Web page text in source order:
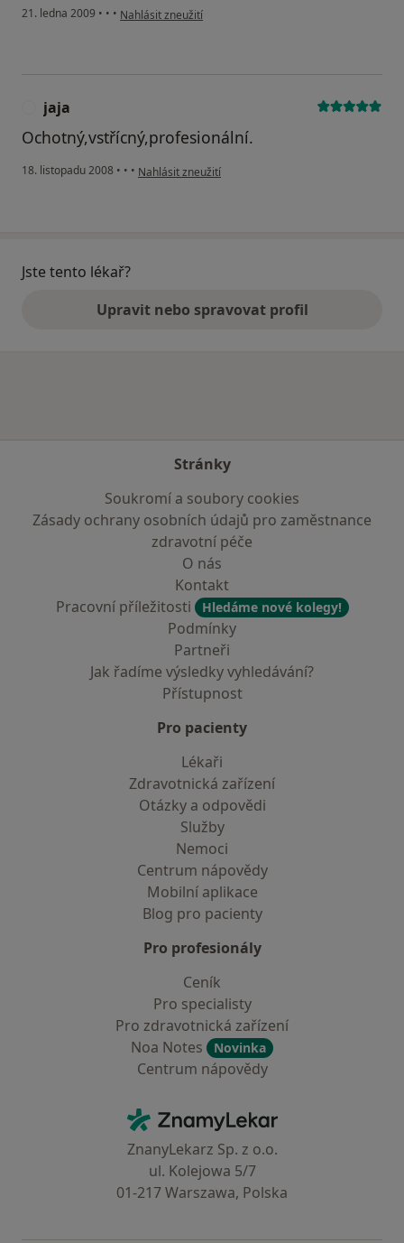
21. ledna 2009 • • • podle názoru uživatele panas
Nahlásit zneužití
jaja
Ochotný,vstřícný,profesionální.
18. listopadu 2008 • • • podle názoru uživatele jaja
Nahlásit zneužití
Jste tento lékař?
Upravit nebo spravovat profil
Stránky
Soukromí a soubory cookies
Zásady ochrany osobních údajů pro zaměstnance
zdravotní péče
O nás
Kontakt
Pracovní příležitosti
Hledáme nové kolegy!
Podmínky
Partneři
Jak řadíme výsledky vyhledávání?
Přístupnost
Pro pacienty
Lékaři
Zdravotnická zařízení
Otázky a odpovědi
Služby
Nemoci
Centrum nápovědy
Mobilní aplikace
Blog pro pacienty
Pro profesionály
Ceník
Pro specialisty
Pro zdravotnická zařízení
Noa Notes
Novinka
Centrum nápovědy
ZnamyLekar - Hlavní stránka
ZnanyLekarz Sp. z o.o.
ul. Kolejowa 5/7
01-217 Warszawa, Polska